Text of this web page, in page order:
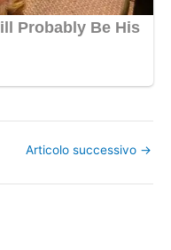
Articolo successivo →